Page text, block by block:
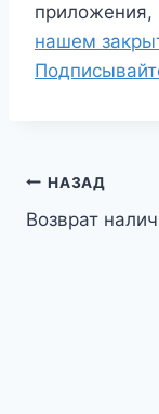
нашем
по
НАЗАД
Возврат